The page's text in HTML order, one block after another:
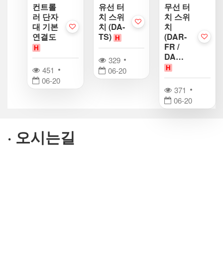
컨트롤
러 단자
대 기본
연결도
H
451
06-20
유선 터
치 스위
치 (DA-
TS) H
329
06-20
무선 터
치 스위
치
(DAR-
FR /
DA…
H
371
06-20
· 오시는길